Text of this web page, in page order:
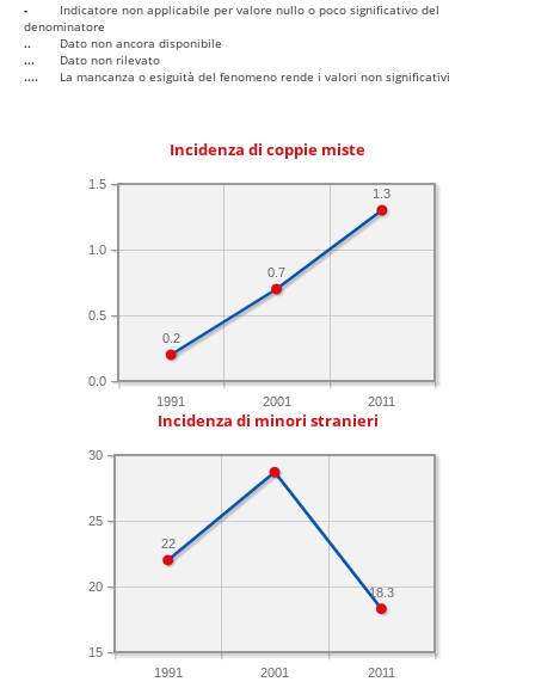
-
Indicatore non applicabile per valore nullo o poco significativo del
denominatore
..
Dato non ancora disponibile
...
Dato non rilevato
....
La mancanza o esiguità del fenomeno rende i valori non significativi
Incidenza di coppie miste
1991 2001 2011
0.0
0.5
1.0
1.5
1.3
0.7
0.2
Incidenza di minori stranieri
1991 2001 2011
15
20
25
30
18.3
22